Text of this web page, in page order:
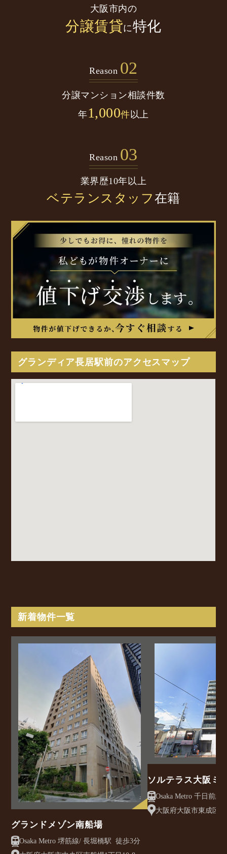
大阪市内の
分譲賃貸に特化
Reason 02
分譲マンション相談件数
年1,000件 以上
Reason 03
業界歴10年以上
ベテランスタッフ在籍
グランディア長居駅前のアクセスマップ
新着物件一覧
グランドメゾン南船場
Osaka Metro 堺筋線/ 長堀橋駅 徒歩3分
ソルテラス大阪ミ
クレアスト
大阪府大阪市東成区